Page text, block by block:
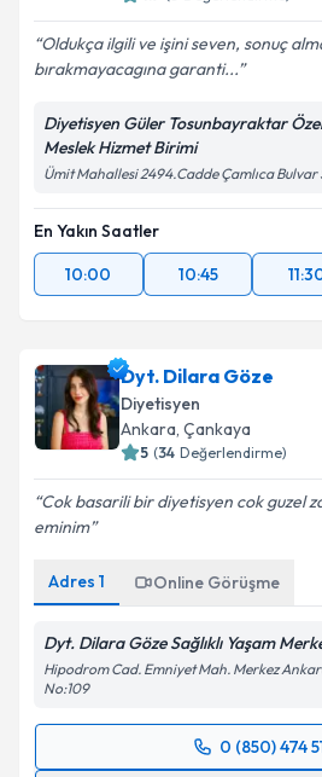
Oldukça ilgili ve işini seven, sonuç
bırakmayacagına garanti...
Diyetisyen Güler Tosunbayraktar
Meslek Hizmet Birimi
Ümit Mahallesi 2494.Cadde Çamlıca Bulvar
En Yakın Saatler
10:00
10:45
Dyt. Dilara Göze
Diyetisyen
Ankara, Çankaya
5 (34 Değerlendirme)
Cok basarili bir diyetisyen cok guzel
eminim
Adres 1 Online Görüşme
Dyt. Dilara Göze Sağlıklı Yaşam
Hipodrom Cad. Emniyet Mah. Merkez
No:109
0 (850) 474
Randevu Takvimi Talebi